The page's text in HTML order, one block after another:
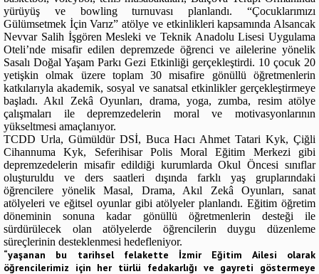
yürüyüş ve bowling turnuvası planlandı. “Çocuklarımızı
Gülümsetmek İçin Varız” atölye ve etkinlikleri kapsamında Alsancak
Nevvar Salih İşgören Mesleki ve Teknik Anadolu Lisesi Uygulama
Oteli’nde misafir edilen depremzede öğrenci ve ailelerine yönelik
Sasalı Doğal Yaşam Parkı Gezi Etkinliği gerçekleştirdi. 10 çocuk 20
yetişkin olmak üzere toplam 30 misafire gönüllü öğretmenlerin
katkılarıyla akademik, sosyal ve sanatsal etkinlikler gerçekleştirmeye
başladı. Akıl Zekâ Oyunları, drama, yoga, zumba, resim atölye
çalışmaları ile depremzedelerin moral ve motivasyonlarının
yükseltmesi amaçlanıyor.
TCDD Urla, Gümüldür DSİ, Buca Hacı Ahmet Tatari Kyk, Çiğli
Cihannuma Kyk, Seferihisar Polis Moral Eğitim Merkezi gibi
depremzedelerin misafir edildiği kurumlarda Okul Öncesi sınıflar
oluşturuldu ve ders saatleri dışında farklı yaş gruplarındaki
öğrencilere yönelik Masal, Drama, Akıl Zekâ Oyunları, sanat
atölyeleri ve eğitsel oyunlar gibi atölyeler planlandı. Eğitim öğretim
döneminin sonuna kadar gönüllü öğretmenlerin desteği ile
sürdürülecek olan atölyelerde öğrencilerin duygu düzenleme
süreçlerinin desteklenmesi hedefleniyor.
“yaşanan bu tarihsel felakette İzmir Eğitim Ailesi olarak
öğrencilerimiz için her türlü fedakarlığı ve gayreti göstermeye